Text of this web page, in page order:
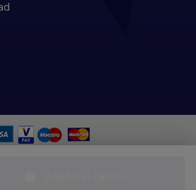
| Desarrollado por Expertic